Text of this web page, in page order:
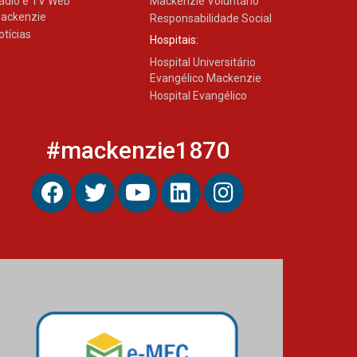
Responsabilidade Social
Hospitais:
Hospital Universitário
Evangélico Mackenzie
Hospital Evangélico
#mackenzie1870